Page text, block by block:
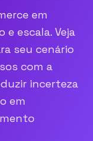
em
escala. Veja
seu cenário
com a
incerteza
em